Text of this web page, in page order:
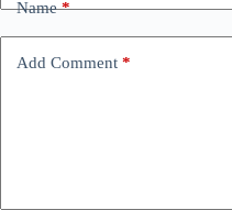
Name*
Add Comment *